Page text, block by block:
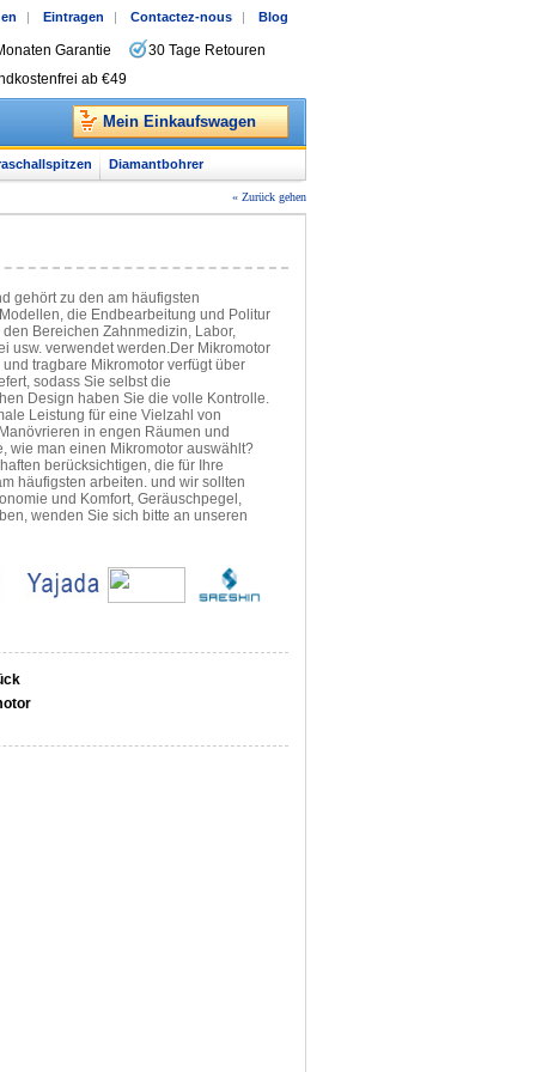
| Eintragen | Contactez-nous | Blog
Garantie
30 Tage Retouren
ab €49
Mein Einkaufswagen
Diamantbohrer
« Zurück gehen
gehört zu den am häufigsten
die Endbearbeitung und Politur
Bereichen Zahnmedizin, Labor,
usw. verwendet werden.Der Mikromotor
tragbare Mikromotor verfügt über
sodass Sie selbst die
Design haben Sie die volle Kontrolle.
Leistung für eine Vielzahl von
in engen Räumen und
wie man einen Mikromotor auswählt?
berücksichtigen, die für Ihre
häufigsten arbeiten. und wir sollten
und Komfort, Geräuschpegel,
wenden Sie sich bitte an unseren